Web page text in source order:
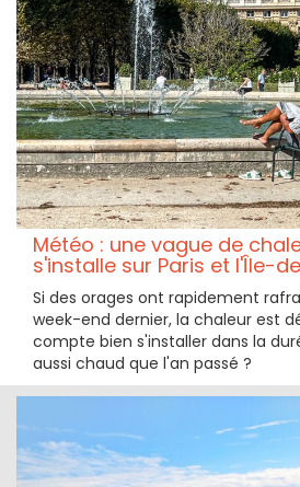
Météo : une vague de
s'installe sur Paris et l'Île-
Si des orages ont rapidement
week-end dernier, la chaleur est
compte bien s'installer dans la
aussi chaud que l'an passé ?